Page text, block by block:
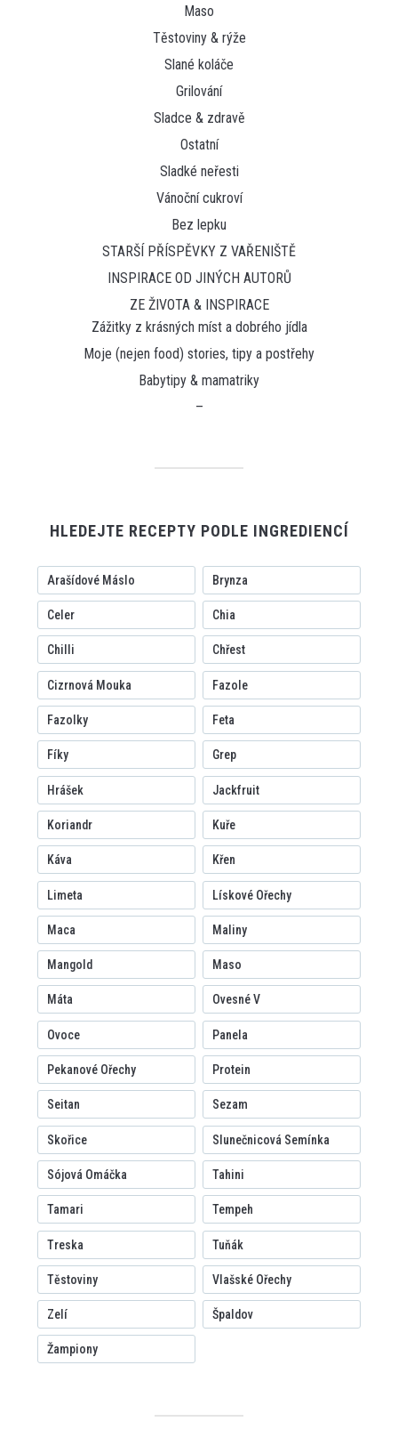
Maso
Těstoviny & rýže
Slané koláče
Grilování
Sladce & zdravě
Ostatní
Sladké neřesti
Vánoční cukroví
Bez lepku
STARŠÍ PŘÍSPĚVKY Z VAŘENIŠTĚ
INSPIRACE OD JINÝCH AUTORŮ
ZE ŽIVOTA & INSPIRACE
Zážitky z krásných míst a dobrého jídla
Moje (nejen food) stories, tipy a postřehy
Babytipy & mamatriky
–
HLEDEJTE RECEPTY PODLE INGREDIENCÍ
Arašídové Máslo Brynza
Celer Chia
Chilli Chřest
Cizrnová Mouka Fazole
Fazolky Feta
Fíky Grep
Hrášek Jackfruit
Koriandr Kuře
Káva Křen
Limeta Lískové Ořechy
Maca Maliny
Mangold Maso
Máta Ovesné V
Ovoce Panela
Pekanové Ořechy Protein
Seitan Sezam
Skořice Slunečnicová Semínka
Sójová Omáčka Tahini
Tamari Tempeh
Treska Tuňák
Těstoviny Vlašské Ořechy
Zelí Špaldov
Žampiony